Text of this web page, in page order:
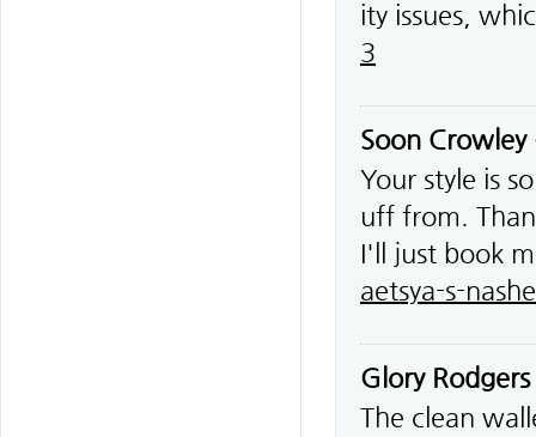
ity issues,
3
Soon Crowley
Your style is
uff from.
I'll just book
aetsya-s-
Glory Rodgers
The clean